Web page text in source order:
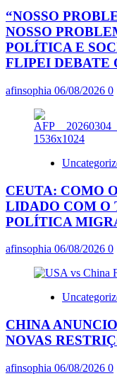
“NOSSO
NOSSO
POLÍTICA E
FLIPEI DEBATE
afinsophia 06/08/2026 0
CEUTA: COMO
LIDADO COM O
POLÍTICA
afinsophia 06/08/2026 0
CHINA
NOVAS
afinsophia 06/08/2026 0